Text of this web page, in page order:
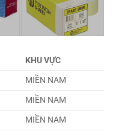
KHU VỰC
MIỀN NAM
MIỀN NAM
MIỀN NAM